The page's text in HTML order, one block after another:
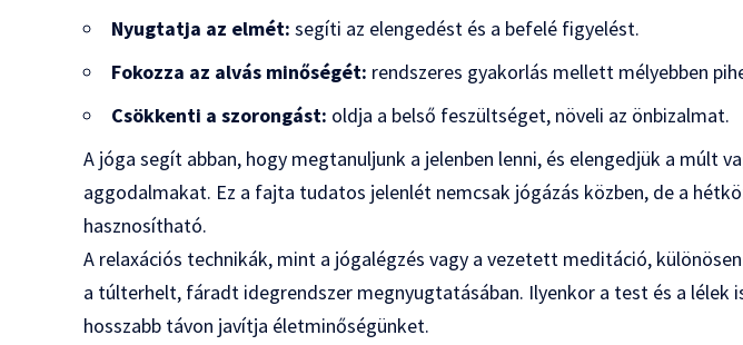
Nyugtatja az elmét: segíti az elengedést és a befelé figyelést.
Fokozza az alvás minőségét: rendszeres gyakorlás mellett mélyebben
Csökkenti a szorongást: oldja a belső feszültséget, növeli az önbizalmat.
A jóga segít abban, hogy megtanuljunk a jelenben lenni, és elengedjük a múlt
aggodalmakat. Ez a fajta tudatos jelenlét nemcsak jógázás közben, de a
hasznosítható.
A relaxációs technikák, mint a jógalégzés vagy a vezetett meditáció,
a túlterhelt, fáradt idegrendszer megnyugtatásában. Ilyenkor a test és a lélek
hosszabb távon javítja életminőségünket.